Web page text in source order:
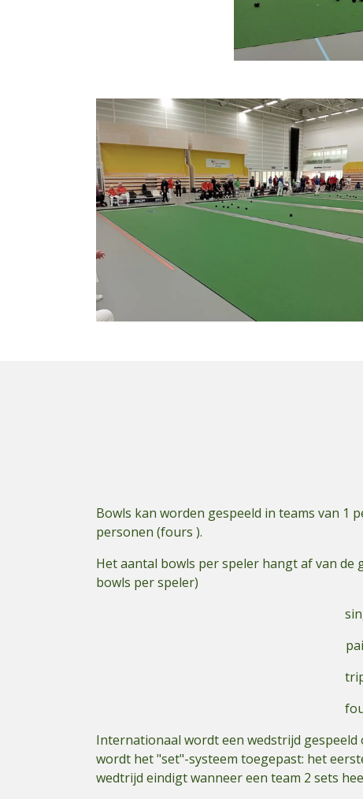
Bowls kan worden gespeeld in teams van 1
personen (fours ).
Het aantal bowls per speler hangt af van
bowls per speler)
Internationaal wordt een wedstrijd
wordt het "set"-systeem toegepast: het
wedtrijd eindigt wanneer een team 2 sets